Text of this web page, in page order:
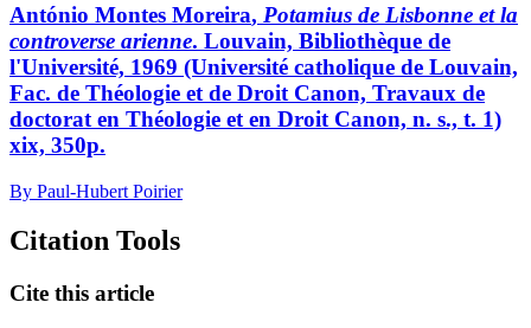
António Montes Moreira, Potamius de Lisbonne et la
controverse arienne. Louvain, Bibliothèque de
l'Université, 1969 (Université catholique de Louvain,
Fac. de Théologie et de Droit Canon, Travaux de
doctorat en Théologie et en Droit Canon, n. s., t. 1)
xix, 350p.
By Paul-Hubert Poirier
Citation Tools
Cite this article